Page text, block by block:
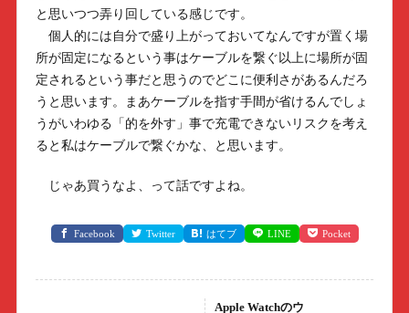
と思いつつ弄り回している感じです。
個人的には自分で盛り上がっておいてなんですが置く場
所が固定になるという事はケーブルを繋ぐ以上に場所が固
定されるという事だと思うのでどこに便利さがあるんだろ
うと思います。まあケーブルを指す手間が省けるんでしょ
うがいわゆる「的を外す」事で充電できないリスクを考え
ると私はケーブルで繋ぐかな、と思います。
じゃあ買うなよ、って話ですよね。
Facebook Twitter はてブ LINE Pocket
Apple Watchのウ